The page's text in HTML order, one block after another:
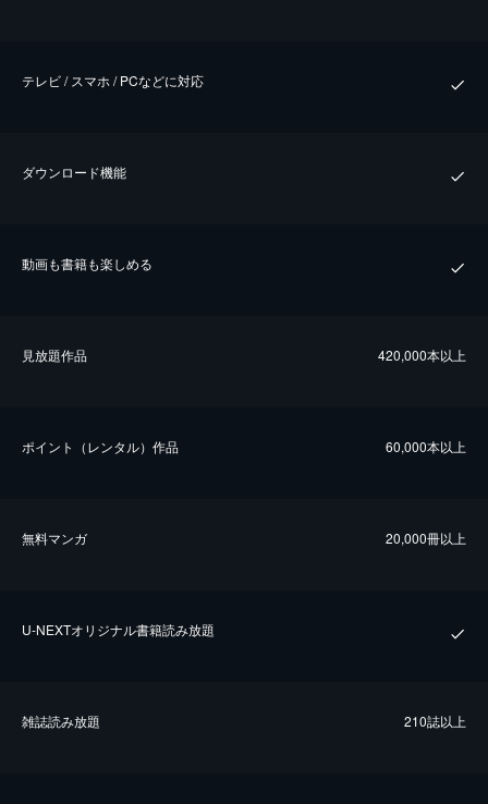
テレビ / スマホ / PCなどに対応
ダウンロード機能
動画も書籍も楽しめる
⾒放題作品 420,000本以上
ポイント（レンタル）作品 60,000本以上
無料マンガ 20,000冊以上
U-NEXTオリジナル書籍読み放題
雑誌読み放題 210誌以上